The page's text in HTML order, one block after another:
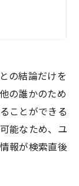
の結論だけを
の誰かのため
ことができる
能なため、ユ
報が検索直後